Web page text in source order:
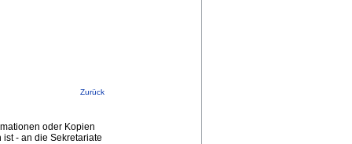
Zurück
oder Kopien
- an die Sekretariate